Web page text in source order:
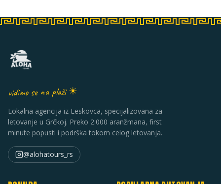
vidimo se na plaži ☀
Lokalna agencija iz Leskovca, specijalizovana za
letovanje u Grčkoj. Preko 2.000 aranžmana, first
minute popusti i podrška tokom celog letovanja.
@alohatours_rs